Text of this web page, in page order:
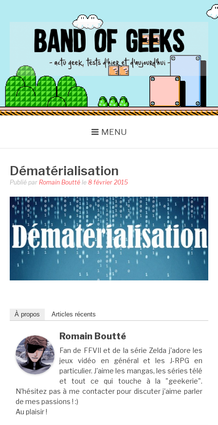
BAND OF GEEKS
Actu Geek d'hier et d'aujourd'hui
MENU
Dématérialisation
Publié par Romain Boutté le 8 février 2015
À propos Articles récents
Romain Boutté
Fan de FFVII et de la série Zelda j'adore les
jeux vidéo en général et les J-RPG en
particulier. J'aime les mangas, les séries télé
et tout ce qui touche à la "geekerie".
N'hésitez pas à me contacter pour discuter j'aime parler
de mes passions ! :)
Au plaisir !